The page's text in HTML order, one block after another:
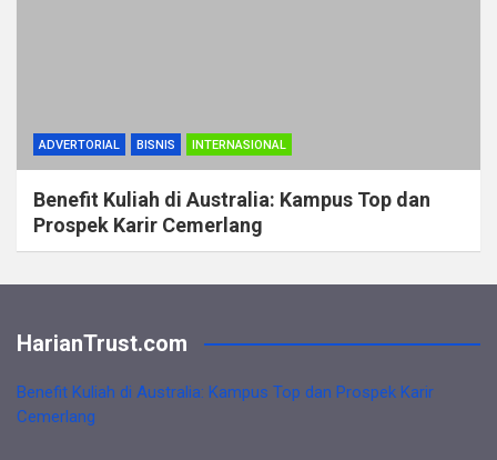
ADVERTORIAL BISNIS INTERNASIONAL
Benefit Kuliah di Australia: Kampus Top dan
Prospek Karir Cemerlang
HarianTrust.com
Benefit Kuliah di Australia: Kampus Top dan Prospek Karir
Cemerlang